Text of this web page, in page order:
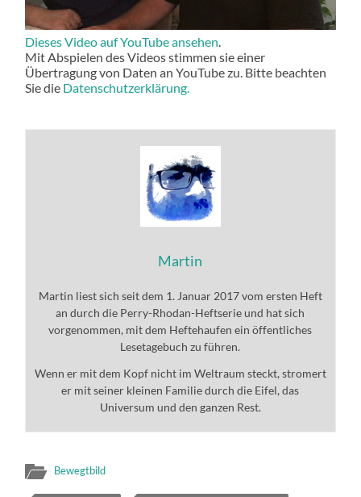
Dieses Video auf YouTube ansehen.
Mit Abspielen des Videos stimmen sie einer
Übertragung von Daten an YouTube zu. Bitte beachten
Sie die Datenschutzerklärung.
Martin
Martin liest sich seit dem 1. Januar 2017 vom ersten Heft
an durch die Perry-Rhodan-Heftserie und hat sich
vorgenommen, mit dem Heftehaufen ein öffentliches
Lesetagebuch zu führen.
Wenn er mit dem Kopf nicht im Weltraum steckt, stromert
er mit seiner kleinen Familie durch die Eifel, das
Universum und den ganzen Rest.
Bewegtbild